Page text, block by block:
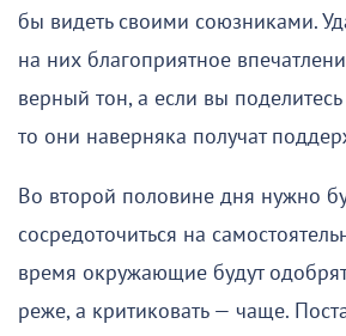
бы видеть своими союзниками.
на них благоприятное
верный тон, а если вы
то они наверняка получат
Во второй половине дня нужно
сосредоточиться на
время окружающие будут
реже, а критиковать — чаще.